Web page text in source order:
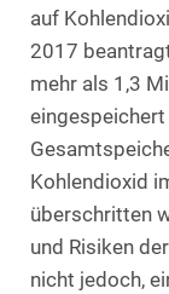
auf
2017
mehr als 1,3
Kohlendioxid
überschritten
und Risiken
nicht jedoch,